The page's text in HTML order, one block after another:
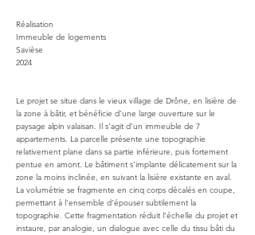
Réalisation
Immeuble de logements
Savièse
2024
Le projet se situe dans le vieux village de Drône, en lisière de
la zone à bâtir, et bénéficie d’une large ouverture sur le
paysage alpin valaisan. Il s’agit d’un immeuble de 7
appartements. La parcelle présente une topographie
relativement plane dans sa partie inférieure, puis fortement
pentue en amont. Le bâtiment s’implante délicatement sur la
zone la moins inclinée, en suivant la lisière existante en aval.
La volumétrie se fragmente en cinq corps décalés en coupe,
permettant à l’ensemble d’épouser subtilement la
topographie. Cette fragmentation réduit l’échelle du projet et
instaure, par analogie, un dialogue avec celle du tissu bâti du